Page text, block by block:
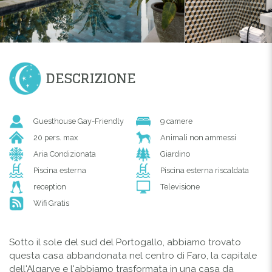
DESCRIZIONE
Guesthouse Gay-Friendly
9 camere
20 pers. max
Animali non ammessi
Aria Condizionata
Giardino
Piscina esterna
Piscina esterna riscaldata
reception
Televisione
Wifi Gratis
Sotto il sole del sud del Portogallo, abbiamo trovato
questa casa abbandonata nel centro di Faro, la capitale
dell'Algarve e l'abbiamo trasformata in una casa da